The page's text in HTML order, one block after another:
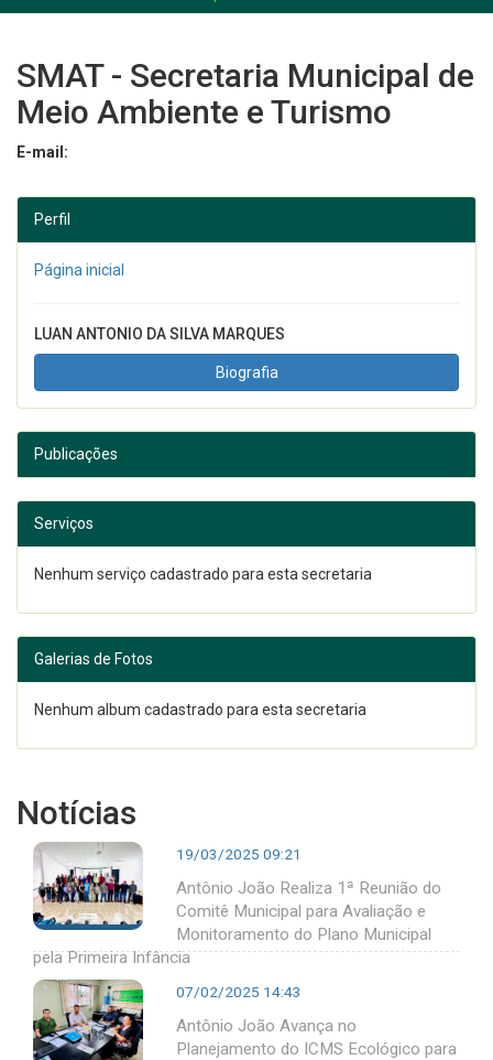
SMAT - Secretaria Municipal de
Meio Ambiente e Turismo
E-mail:
Perfil
Página inicial
LUAN ANTONIO DA SILVA MARQUES
Biografia
Publicações
Serviços
Nenhum serviço cadastrado para esta secretaria
Galerias de Fotos
Nenhum album cadastrado para esta secretaria
Notícias
19/03/2025 09:21
Antônio João Realiza 1ª Reunião do
Comitê Municipal para Avaliação e
Monitoramento do Plano Municipal
pela Primeira Infância
07/02/2025 14:43
Antônio João Avança no
Planejamento do ICMS Ecológico para